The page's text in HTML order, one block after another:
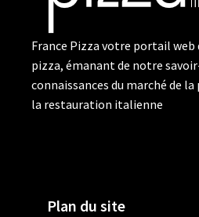
France Pizza votre portail web
pizza, émanant de notre
connaissances du marché de
la restauration italienne
Plan du site